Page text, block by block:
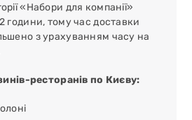
«Набори для компанії»
години, тому час доставки
з урахуванням часу на
ресторанів по Києву: